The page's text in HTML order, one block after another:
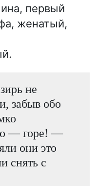
первый
женатый,
не
забыв обо
— горе! —
они это
снять с